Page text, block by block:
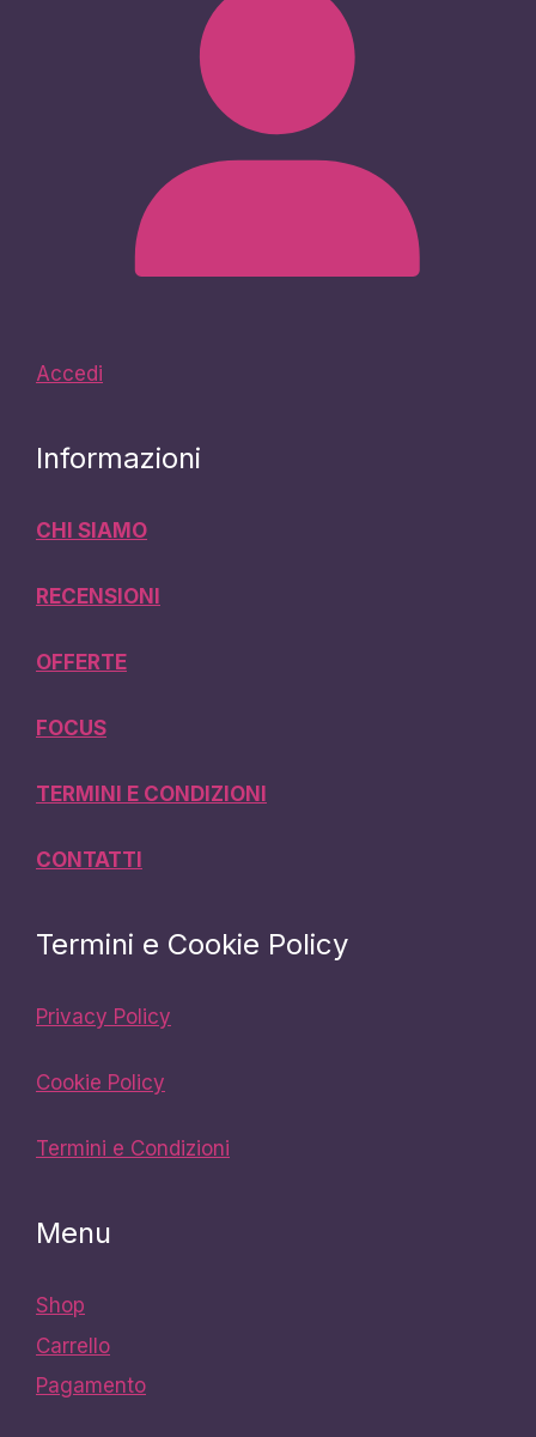
Accedi
Informazioni
CHI SIAMO
RECENSIONI
OFFERTE
FOCUS
TERMINI E CONDIZIONI
CONTATTI
Termini e Cookie Policy
Privacy Policy
Cookie Policy
Termini e Condizioni
Menu
Shop
Carrello
Pagamento